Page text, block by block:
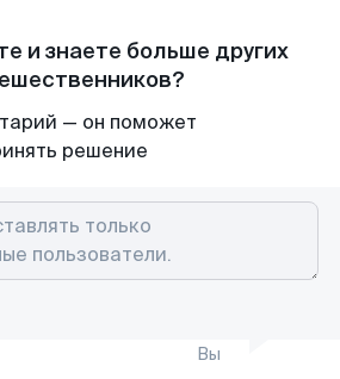
и знаете больше других
— он поможет
решение
Вы